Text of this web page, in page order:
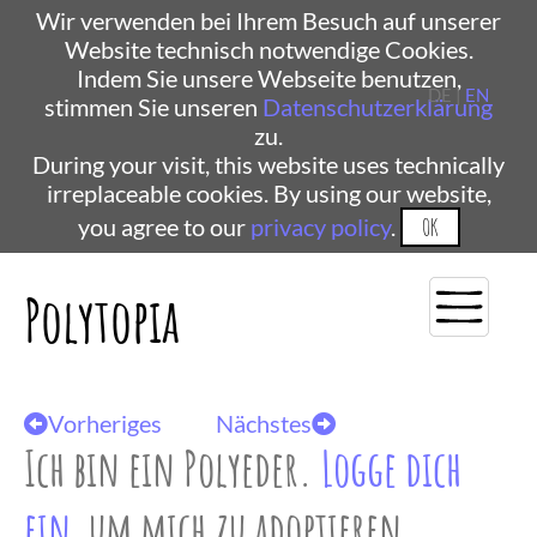
Wir verwenden bei Ihrem Besuch auf unserer
Website technisch notwendige Cookies.
Indem Sie unsere Webseite benutzen,
stimmen Sie unseren Datenschutzerklärung
zu.
During your visit, this website uses technically
irreplaceable cookies. By using our website,
you agree to our privacy policy. OK
Polytopia
DE | EN
Vorheriges Nächstes
Ich bin ein Polyeder. Logge dich